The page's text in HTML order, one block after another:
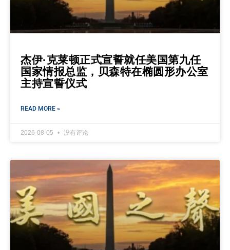
杰伊·克莱顿正式宣誓就任美国第九任
国家情报总监，贝森特在椭圆形办公室
主持宣誓仪式
READ MORE »
2026-08-05 没有评论